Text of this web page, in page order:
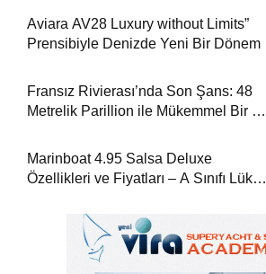
Aviara AV28 Luxury without Limits”
Prensibiyle Denizde Yeni Bir Dönem
Fransız Rivierası’nda Son Şans: 48
Metrelik Parillion ile Mükemmel Bir Yat
Marinboat 4.95 Salsa Deluxe
Özellikleri ve Fiyatları – A Sınıfı Lüks